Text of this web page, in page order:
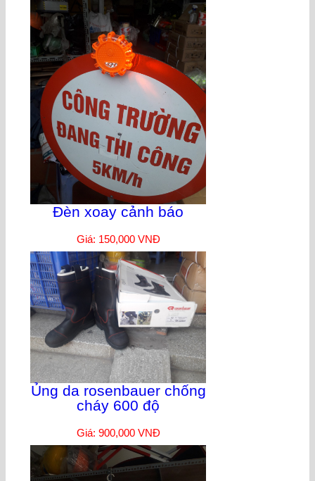
Đèn xoay cảnh báo
Giá: 150,000 VNĐ
Ủng da rosenbauer chống
cháy 600 độ
Giá: 900,000 VNĐ